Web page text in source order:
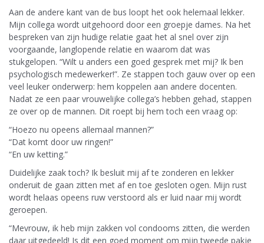
Aan de andere kant van de bus loopt het ook helemaal lekker.
Mijn collega wordt uitgehoord door een groepje dames. Na het
bespreken van zijn hudige relatie gaat het al snel over zijn
voorgaande, langlopende relatie en waarom dat was
stukgelopen. “Wilt u anders een goed gesprek met mij? Ik ben
psychologisch medewerker!”. Ze stappen toch gauw over op een
veel leuker onderwerp: hem koppelen aan andere docenten.
Nadat ze een paar vrouwelijke collega’s hebben gehad, stappen
ze over op de mannen. Dit roept bij hem toch een vraag op:
“Hoezo nu opeens allemaal mannen?”
“Dat komt door uw ringen!”
“En uw ketting.”
Duidelijke zaak toch? Ik besluit mij af te zonderen en lekker
onderuit de gaan zitten met af en toe gesloten ogen. Mijn rust
wordt helaas opeens ruw verstoord als er luid naar mij wordt
geroepen.
“Mevrouw, ik heb mijn zakken vol condooms zitten, die werden
daar uitgedeeld! Is dit een goed moment om mijn tweede pakje